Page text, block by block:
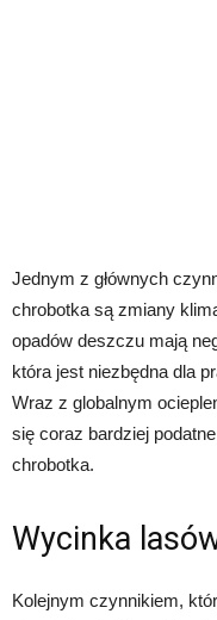
Jednym z głównych
chrobotka są zmiany
opadów deszczu mają
która jest niezbędna dla
Wraz z globalnym
się coraz bardziej
chrobotka.
Wycinka
Kolejnym czynnikiem,